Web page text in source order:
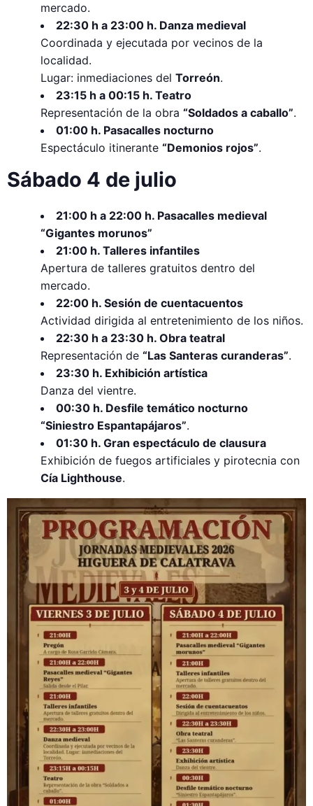
mercado.
22:30 h a 23:00 h. Danza medieval
Coordinada y ejecutada por vecinos de la
localidad.
Lugar: inmediaciones del Torreón.
23:15 h a 00:15 h. Teatro
Representación de la obra “Soldados a caballo”.
01:00 h. Pasacalles nocturno
Espectáculo itinerante “Demonios rojos”.
Sábado 4 de julio
21:00 h a 22:00 h. Pasacalles medieval
“Gigantes morunos”
21:00 h. Talleres infantiles
Apertura de talleres gratuitos dentro del
mercado.
22:00 h. Sesión de cuentacuentos
Actividad dirigida al entretenimiento de los niños.
22:30 h a 23:30 h. Obra teatral
Representación de “Las Santeras curanderas”.
23:30 h. Exhibición artística
Danza del vientre.
00:30 h. Desfile temático nocturno
“Siniestro Espantapájaros”.
01:30 h. Gran espectáculo de clausura
Exhibición de fuegos artificiales y pirotecnia con
Cía Lighthouse.